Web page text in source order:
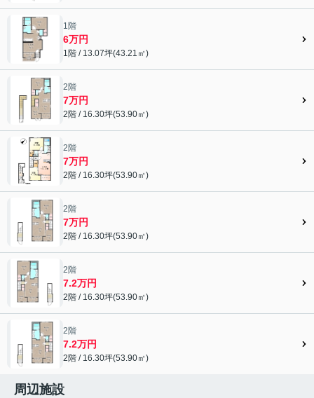
1階
6万円
1階 / 13.07坪(43.21㎡)
2階
7万円
2階 / 16.30坪(53.90㎡)
2階
7万円
2階 / 16.30坪(53.90㎡)
2階
7万円
2階 / 16.30坪(53.90㎡)
2階
7.2万円
2階 / 16.30坪(53.90㎡)
2階
7.2万円
2階 / 16.30坪(53.90㎡)
周辺施設